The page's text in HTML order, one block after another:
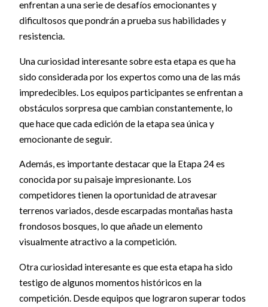
enfrentan a una serie de desafíos emocionantes y
dificultosos que pondrán a prueba sus habilidades y
resistencia.
Una curiosidad interesante sobre esta etapa es que ha
sido considerada por los expertos como una de las más
impredecibles. Los equipos participantes se enfrentan a
obstáculos sorpresa que cambian constantemente, lo
que hace que cada edición de la etapa sea única y
emocionante de seguir.
Además, es importante destacar que la Etapa 24 es
conocida por su paisaje impresionante. Los
competidores tienen la oportunidad de atravesar
terrenos variados, desde escarpadas montañas hasta
frondosos bosques, lo que añade un elemento
visualmente atractivo a la competición.
Otra curiosidad interesante es que esta etapa ha sido
testigo de algunos momentos históricos en la
competición. Desde equipos que lograron superar todos